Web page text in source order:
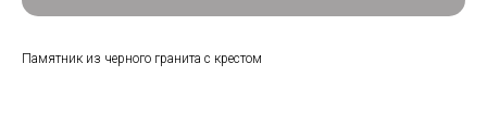
Памятник из черного гранита с крестом